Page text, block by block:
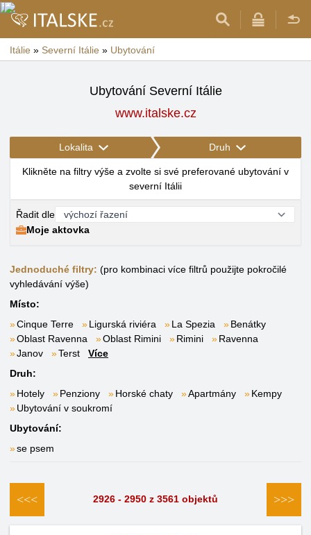
Itálie » Severní Itálie » Ubytování
Ubytování Severní Itálie
www.italske.cz
Lokalita Druh
Klikněte na filtry výše a zvolte si své preferované ubytování v
severní Itálii
Řadit dle
Moje aktovka
Jednoduché filtry: (pro kombinaci více filtrů použijte pokročilé
vyhledávání výše)
Místo:
Cinque Terre
Ligurská riviéra La Spezia
Benátky
Oblast Ravenna
Oblast Rimini Rimini
Ravenna
Janov
Terst
Více
Druh:
Hotely
Penziony Horské chaty Apartmány
Kempy
Ubytování v soukromí
Ubytování:
se psem
<<< 2926 - 2950 z 3561 objektů >>>